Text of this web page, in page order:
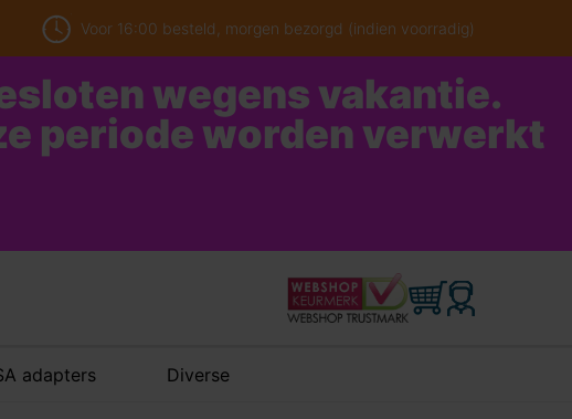
Voor 16:00 besteld, morgen bezorgd (indien voorradig)
wegens vakantie.
periode worden verwerkt
adapters Diverse